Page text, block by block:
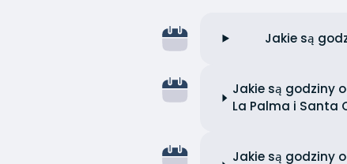
Jakie są
Jakie są godziny
La Palma i Santa
Jakie są godziny